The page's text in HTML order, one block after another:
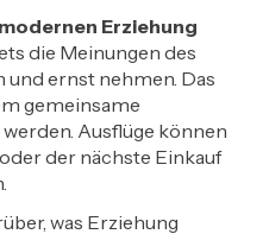
modernen Erziehung
die Meinungen des
ernst nehmen. Das
gemeinsame
Ausflüge können
der nächste Einkauf
was Erziehung